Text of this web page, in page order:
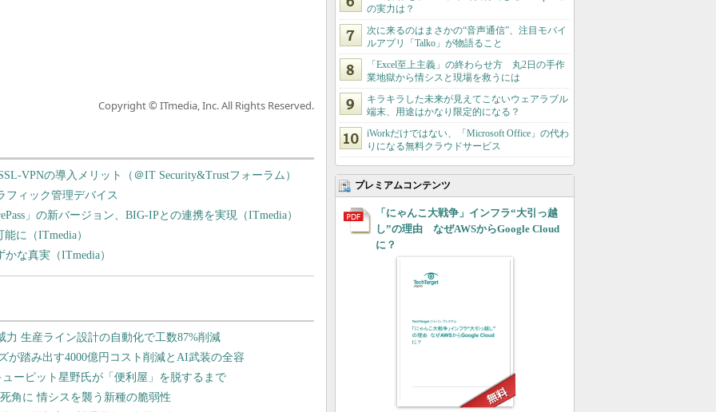
Copyright © ITmedia, Inc. All Rights Reserved.
VPNの導入メリット（＠IT Security&Trustフォーラム）
フィック管理デバイス
」の新バージョン、BIG-IPとの連携を実現（ITmedia）
に（ITmedia）
な真実（ITmedia）
の実力は？
次に来るのはまさかの“音声通信”、注目モバイ
ルアプリ「Talko」が物語ること
「Excel至上主義」の終わらせ方 丸2日の手作
業地獄から情シスと現場を救うには
キラキラした未来が見えてこないウェアラブル
端末、用途はかなり限定的になる？
iWorkだけではない、「Microsoft Office」の代わ
りになる無料クラウドサービス
プレミアムコンテンツ
「にゃんこ大戦争」インフラ“大引っ越
し”の理由 なぜAWSからGoogle Cloud
に？